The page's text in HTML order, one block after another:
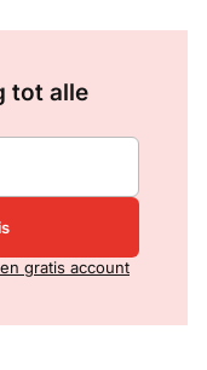
tot alle
gratis account